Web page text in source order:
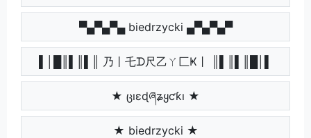
▀▄▀▄▀▄ biedrzycki ▄▀▄▀▄▀
▌│█║▌║▌║ 乃丨乇ᗪ尺乙ㄚ匚Ҝ丨 ║▌║▌║█│▌
★ ცıɛɖཞʑყƈƙı ★
★ biedrzycki ★